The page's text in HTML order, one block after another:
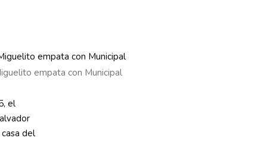
empata con Municipal
el
del